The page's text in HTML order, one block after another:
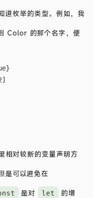
道枚举的类型。例如，我
Color 的那个名字，便
对较新的变量声明方
是可以避免在
是对 let 的增